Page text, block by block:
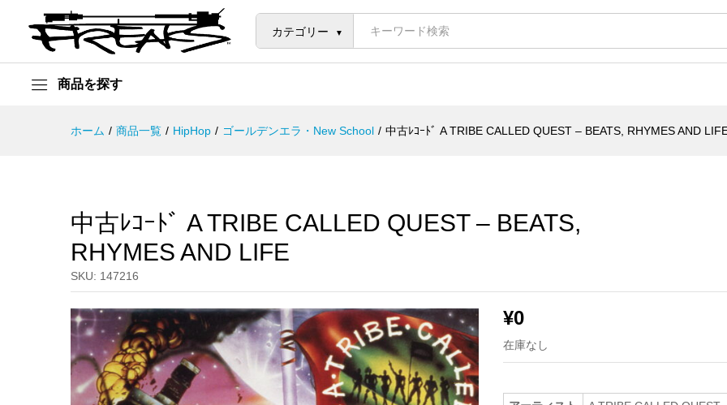
カテゴリー
商品を探す
ホーム / 商品一覧 / HipHop / ゴールデンエラ・New School / 中古ﾚｺｰﾄﾞ A TRIBE CALLED QUEST – BEATS, RHYMES AND
中古ﾚｺｰﾄﾞ A TRIBE CALLED QUEST – BEATS,
RHYMES AND LIFE
SKU: 147216
¥0
在庫なし
中古ﾚｺｰﾄﾞ A TRIBE CALLED QUEST - BEATS, RHYMES AND LIFE
説明